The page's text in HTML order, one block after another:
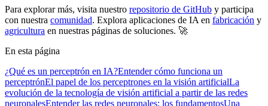
Para explorar más, visita nuestro repositorio de GitHub y participa
con nuestra comunidad. Explora aplicaciones de IA en fabricación y
agricultura en nuestras páginas de soluciones. 🚀
En esta página
¿Qué es un perceptrón en IA?Entender cómo funciona un
perceptrónEl papel de los perceptrones en la visión artificialLa
evolución de la tecnología de visión artificial a partir de las redes
neuronalesEntender las redes neuronales: los fundamentosUna